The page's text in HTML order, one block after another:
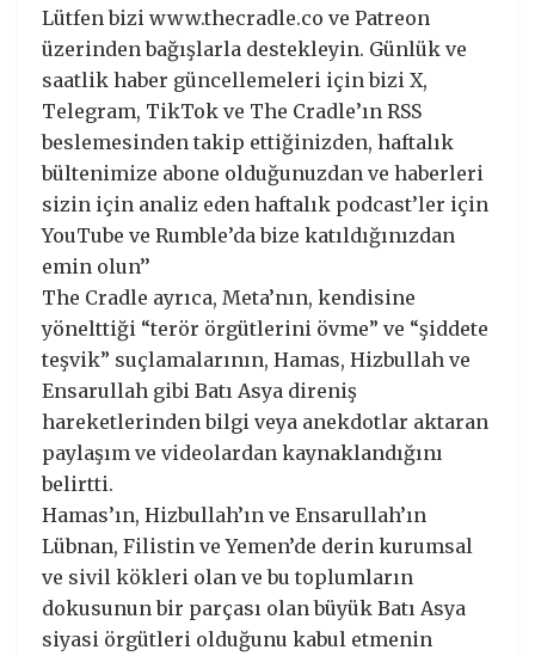
Lütfen bizi www.thecradle.co ve Patreon
üzerinden bağışlarla destekleyin. Günlük ve
saatlik haber güncellemeleri için bizi X,
Telegram, TikTok ve The Cradle’ın RSS
beslemesinden takip ettiğinizden, haftalık
bültenimize abone olduğunuzdan ve haberleri
sizin için analiz eden haftalık podcast’ler için
YouTube ve Rumble’da bize katıldığınızdan
emin olun’’
The Cradle ayrıca, Meta’nın, kendisine
yönelttiği “terör örgütlerini övme” ve “şiddete
teşvik” suçlamalarının, Hamas, Hizbullah ve
Ensarullah gibi Batı Asya direniş
hareketlerinden bilgi veya anekdotlar aktaran
paylaşım ve videolardan kaynaklandığını
belirtti.
Hamas’ın, Hizbullah’ın ve Ensarullah’ın
Lübnan, Filistin ve Yemen’de derin kurumsal
ve sivil kökleri olan ve bu toplumların
dokusunun bir parçası olan büyük Batı Asya
siyasi örgütleri olduğunu kabul etmenin